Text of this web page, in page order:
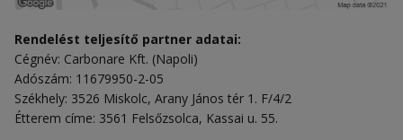
Rendelést teljesítő partner adatai:
Cégnév: Carbonare Kft. (Napoli)
Adószám: 11679950-2-05
Székhely: 3526 Miskolc, Arany János tér 1. F/4/2
Étterem címe: 3561 Felsőzsolca, Kassai u. 55.